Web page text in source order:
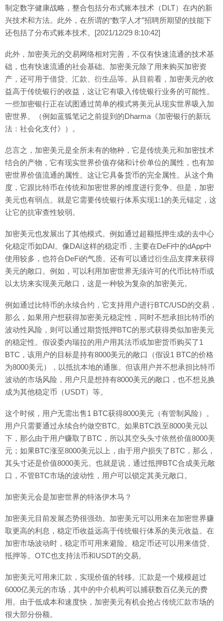
制定数字健康战略，整合包括分布式账本技术（DLT）在内的新
兴技术和方法。此外，在所谓的“数字人才”招聘所期望的技能下
还包括了分布式账本技术。[2021/12/29 8:10:42]
此外，加密美元的交易网络相对完善，不仅有快速流通的技术基
础，也有快速流通的社会基础。加密美元除了用来购买加密资
产，还可用于借贷、汇款、衍生品等。从目前看，加密美元的收
益高于传统银行的收益，这让它有吸入传统银行业务的可能性。
一些加密银行正在试图通过简单的模式将美元从现实世界吸入加
密世界。（例如蓝狐笔记之前提到的Dharma《加密银行的新玩
法：社会化支付》）。
总言之，加密美元是全所未有的物种，它是传统美元和加密技术
结合的产物，它有现实世界价值存储和计价单位的属性，也有加
密世界价值流通的属性。这让它具备货币的完全属性。从这个角
度，它跟比特币在传统和加密世界的维度进行竞争。但是，加密
美元也有弱点。就是它需要传统银行体系实现1:1的美元锚定，这
让它的抗审查性较弱。
加密美元也发展出了其他模式。例如通过超额抵押生成的去中心
化稳定币如DAI。像DAI这样的稳定币，主要在DeFi中的dApp中
使用较多，也符合DeFi的气质。还有可以通过衍生品支撑来获得
美元的敞口。例如，可以利用加密世界无须许可的代币比特币或
以太坊来实现美元敞口，这是一种较为复杂的加密美元。
例如通过比特币的永续合约，它支持用户进行BTC/USD的交易，
那么，如果用户想获得加密美元稳定性，同时不想承担比特币的
波动性风险，则可以通过期货抵押BTC的形式获得类似加密美元
的稳定性。假设委内瑞拉的用户用其法币或加密货币购买了1
BTC，该用户的目标是持有8000美元的敞口（假设1 BTC的价格
为8000美元），以抵抗本地的通胀。但该用户并不想承担比特币
波动的市场风险，用户只是想持有8000美元的敞口，也不想兑换
成为其他稳定币（USDT）等。
这个时候，用户无需出售1 BTC获得8000美元（有管制风险）。
用户只需要通过永续合约做空BTC。如果BTC跌至8000美元以
下，那么由于用户赚取了BTC，所以其空头头寸依然价值8000美
元；如果BTC涨至8000美元以上，由于用户损失了BTC，那么，
其头寸还是价值8000美元。也就是说，通过抵押BTC合成美元敞
口，不管BTC市场的波动性，用户可以锁定其美元敞口。
加密美元会是加密世界的特洛伊木马？
加密美元目前发展态势很强劲。加密美元可以用来在加密世界赚
取更高的利息，稳定币收益远高于传统银行体系的美元收益。在
加密市场波动时，稳定币可用来避险。稳定币还可以用来借贷、
抵押等。OTC也支持法币和USDT的交易。
加密美元可用来汇款，实现价值的转移。汇款是一个规模超过
6000亿美元的市场，其中的中介机构可以捕获数百亿美元的费
用。由于低成本和速度快，加密美元有机会抢占传统汇款市场的
很大部分份额。